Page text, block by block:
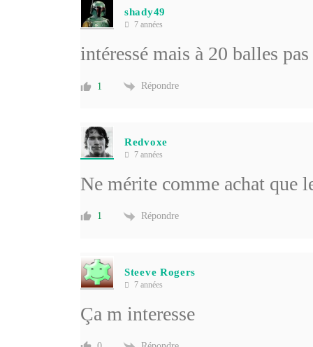
shady49
7 années
intéressé mais à 20 balles
1 Répondre
Redvoxe
7 années
Ne mérite comme achat que
1 Répondre
Steeve Rogers
7 années
Ça m interesse